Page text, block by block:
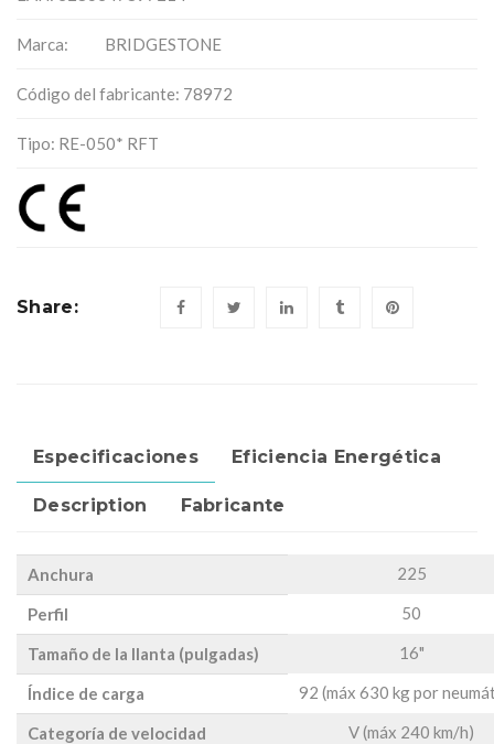
Marca: BRIDGESTONE
Código del fabricante: 78972
Tipo: RE-050* RFT
Share:
Especificaciones Eficiencia Energética
Description Fabricante
Anchura 225
Perfil 50
Tamaño de la llanta (pulgadas) 16"
Índice de carga 92 (máx 630 kg por
Categoría de velocidad V (máx 240 km/h)